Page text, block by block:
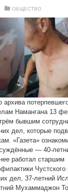
ОБЩЕСТВО
архива
Намангана 13
бывшим
дел, которые
«Газета»
— 40-
работал старшим
Чустского
дел, 37-летний
Мухаммаджон